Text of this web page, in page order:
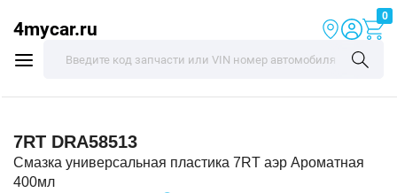
4mycar.ru
0
7RT DRA58513
Смазка универсальная пластика 7RT аэр Ароматная
400мл